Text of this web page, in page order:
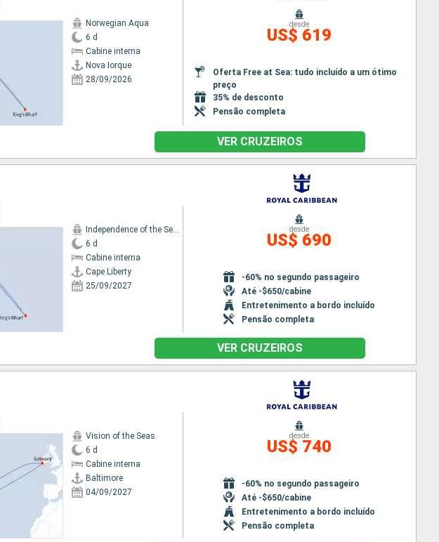
Norwegian Aqua
6 d
Cabine interna
Nova Iorque
28/09/2026
desde
US$ 619
Oferta Free at Sea: tudo incluído a um ótimo
preço
35% de desconto
Pensão completa
VER CRUZEIROS
Independence of the Seas
6 d
Cabine interna
Cape Liberty
25/09/2027
desde
US$ 690
-60% no segundo passageiro
Até -$650/cabine
Entretenimento a bordo incluído
Pensão completa
VER CRUZEIROS
Vision of the Seas
6 d
Cabine interna
Baltimore
04/09/2027
desde
US$ 740
-60% no segundo passageiro
Até -$650/cabine
Entretenimento a bordo incluído
Pensão completa